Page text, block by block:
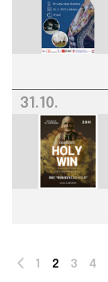
31.10.
Prev1 2 3 4